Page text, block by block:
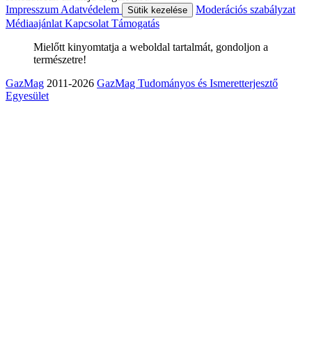
Impresszum Adatvédelem Sütik kezelése
Moderációs szabályzat
Médiaajánlat Kapcsolat Támogatás
Mielőtt kinyomtatja a weboldal tartalmát, gondoljon a
természetre!
GazMag 2011-2026 GazMag Tudományos és Ismeretterjesztő
Egyesület